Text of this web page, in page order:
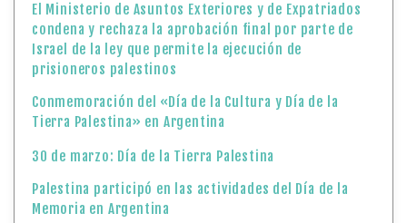
El Ministerio de Asuntos Exteriores y de Expatriados
condena y rechaza la aprobación final por parte de
Israel de la ley que permite la ejecución de
prisioneros palestinos
Conmemoración del «Día de la Cultura y Día de la
Tierra Palestina» en Argentina
30 de marzo: Día de la Tierra Palestina
Palestina participó en las actividades del Día de la
Memoria en Argentina